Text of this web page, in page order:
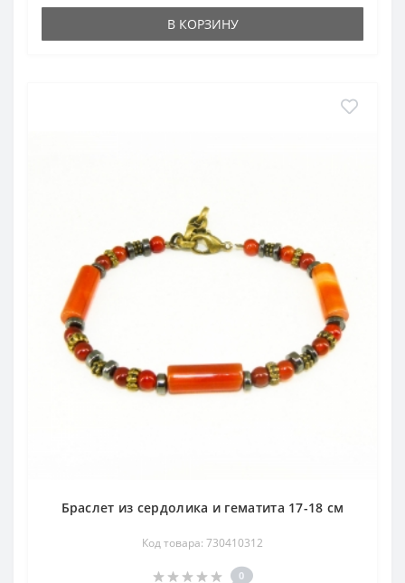
В КОРЗИНУ
Браслет из сердолика и гематита 17-18 см
Код товара: 730410312
0